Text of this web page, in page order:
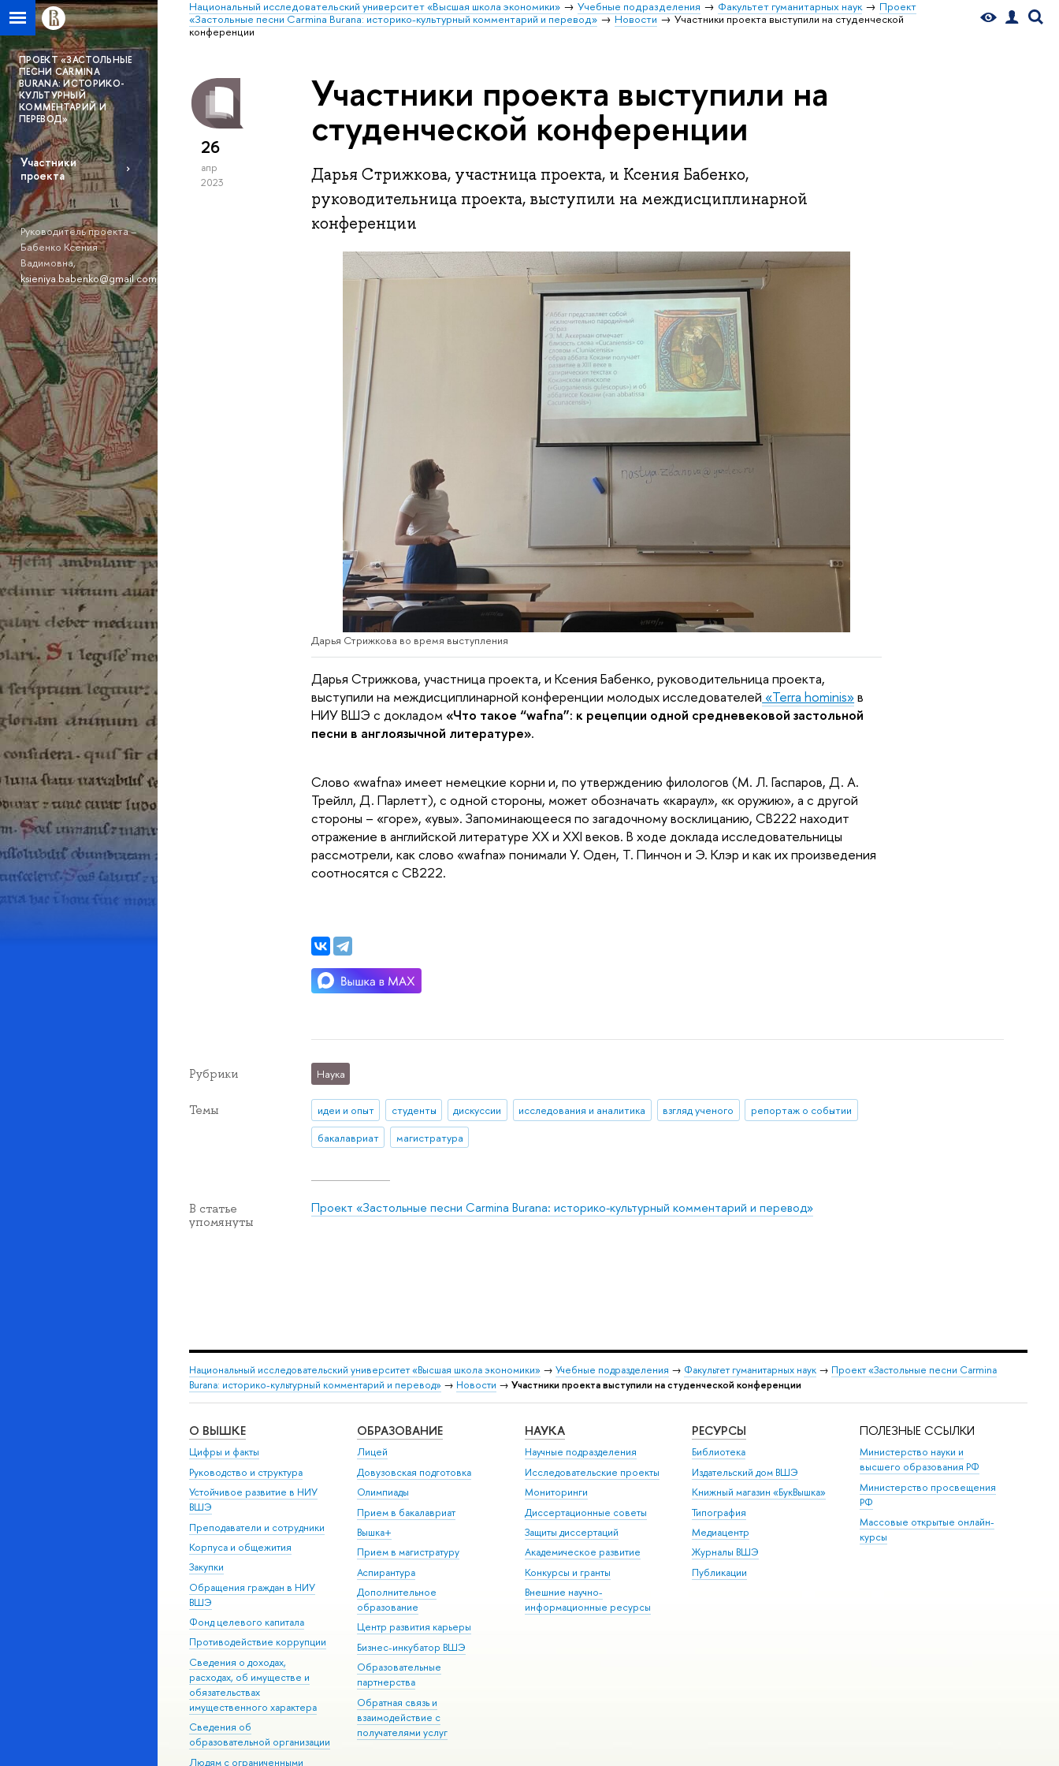
Национальный исследовательский университет «Высшая школа экономики» Учебные подразделения Факультет гуманитарных наук
Проект
«Застольные песни Carmina Burana: историко-культурный комментарий и перевод»
Новости
Участники проекта выступили на студенческой
конференции
ПРОЕКТ «ЗАСТОЛЬНЫЕ
ПЕСНИ CARMINA
BURANA: ИСТОРИКО-
КУЛЬТУРНЫЙ
КОММЕНТАРИЙ И
ПЕРЕВОД»
Участники
проекта
Руководитель проекта –
Бабенко Ксения
Вадимовна,
ksieniya.babenko@gmail.com
26
апр
2023
Участники проекта выступили на
студенческой конференции
Дарья Стрижкова, участница проекта, и Ксения Бабенко,
руководительница проекта, выступили на междисциплинарной
конференции
Дарья Стрижкова во время выступления
Дарья Стрижкова, участница проекта, и Ксения Бабенко, руководительница проекта,
выступили на междисциплинарной конференции молодых исследователей «Terra hominis» в
НИУ ВШЭ с докладом «Что такое “wafna”: к рецепции одной средневековой застольной
песни в англоязычной литературе».
Слово «wafna» имеет немецкие корни и, по утверждению филологов (М. Л. Гаспаров, Д. А.
Трейлл, Д. Парлетт), с одной стороны, может обозначать «караул», «к оружию», а с другой
стороны – «горе», «увы». Запоминающееся по загадочному восклицанию, CB222 находит
отражение в английской литературе XX и XXI веков. В ходе доклада исследовательницы
рассмотрели, как слово «wafna» понимали У. Оден, Т. Пинчон и Э. Клэр и как их произведения
соотносятся с CB222.
Рубрики Наука
Темы идеи и опыт студенты дискуссии исследования и аналитика взгляд ученого
репортаж о событии
бакалавриат
магистратура
В статье
упомянуты
Проект «Застольные песни Carmina Burana: историко-культурный комментарий и перевод»
Национальный исследовательский университет «Высшая школа экономики» → Учебные подразделения → Факультет гуманитарных наук → Проект «Застольные песни Carmina
Burana: историко-культурный комментарий и перевод» → Новости → Участники проекта выступили на студенческой конференции
О ВЫШКЕ
Цифры и факты
Руководство и структура
Устойчивое развитие в НИУ
ВШЭ
Преподаватели и сотрудники
Корпуса и общежития
Закупки
Обращения граждан в НИУ
ВШЭ
Фонд целевого капитала
Противодействие коррупции
Сведения о доходах,
расходах, об имуществе и
обязательствах
имущественного характера
Сведения об
образовательной организации
Людям с ограниченными
ОБРАЗОВАНИЕ
Лицей
Довузовская подготовка
Олимпиады
Прием в бакалавриат
Вышка+
Прием в магистратуру
Аспирантура
Дополнительное
образование
Центр развития карьеры
Бизнес-инкубатор ВШЭ
Образовательные
партнерства
Обратная связь и
взаимодействие с
получателями услуг
НАУКА
Научные подразделения
Исследовательские проекты
Мониторинги
Диссертационные советы
Защиты диссертаций
Академическое развитие
Конкурсы и гранты
Внешние научно-
информационные ресурсы
РЕСУРСЫ
Библиотека
Издательский дом ВШЭ
Книжный магазин «БукВышка»
Типография
Медиацентр
Журналы ВШЭ
Публикации
ПОЛЕЗНЫЕ ССЫЛКИ
Министерство науки и
высшего образования РФ
Министерство просвещения
РФ
Массовые открытые онлайн-
курсы